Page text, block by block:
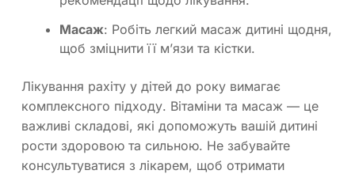
Масаж: Робіть легкий масаж дитині щодня,
щоб зміцнити її м’язи та кістки.
Лікування рахіту у дітей до року вимагає
комплексного підходу. Вітаміни та масаж — це
важливі складові, які допоможуть вашій дитині
рости здоровою та сильною. Не забувайте
консультуватися з лікарем, щоб отримати